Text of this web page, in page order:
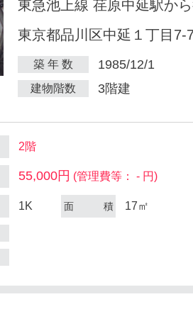
東急池上線 荏原中延駅か
東京都品川区中延１丁目7-
築 年 数 1985/12/1
建物階数 3階建
2階
55,000円 (管理費等： - 円)
1K 面 積 17㎡